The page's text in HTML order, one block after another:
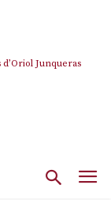
Junqueras
atac frontal al retorn